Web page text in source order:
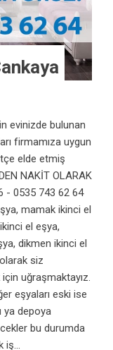
evinizde bulunan
firmamıza uygun
elde etmiş
NAKİT OLARAK
- 0535 743 62 64
mamak ikinci el
el eşya,
dikmen ikinci el
siz
uğraşmaktayız.
eşyaları eski ise
ya depoya
bu durumda
iş...